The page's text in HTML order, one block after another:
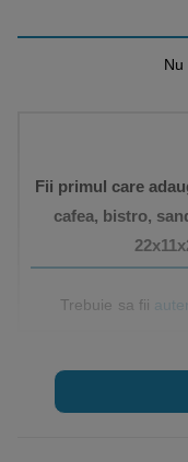
Nu
Fii primul care
cafea, bistro,
Trebuie sa fii